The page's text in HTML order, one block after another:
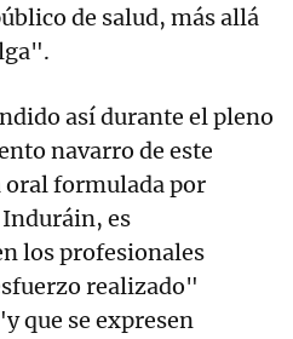
de salud, más allá
así durante el pleno
navarro de este
oral formulada por
Induráin, es
los profesionales
realizado"
que se expresen